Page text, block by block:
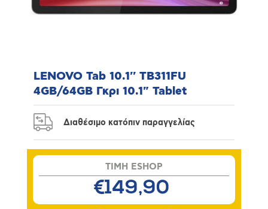
LENOVO Tab 10.1'' TB311FU
4GB/64GB Γκρι 10.1" Tablet
Διαθέσιμο κατόπιν παραγγελίας
TIMH ESHOP
€149,90